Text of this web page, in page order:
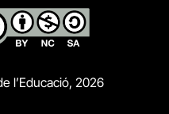
l’Educació, 2026